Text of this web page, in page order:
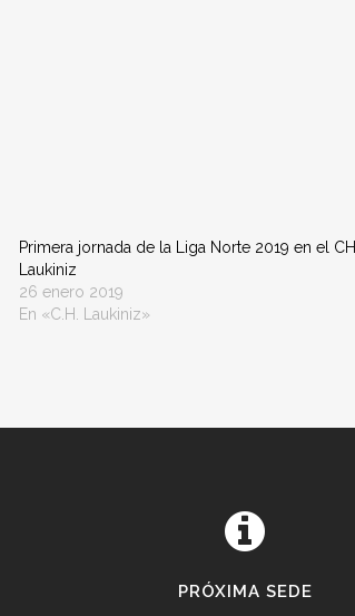
Primera jornada de la Liga Norte 2019 en el CH
Laukiniz
26 enero 2019
En «C.H. Laukiniz»
PRÓXIMA SEDE